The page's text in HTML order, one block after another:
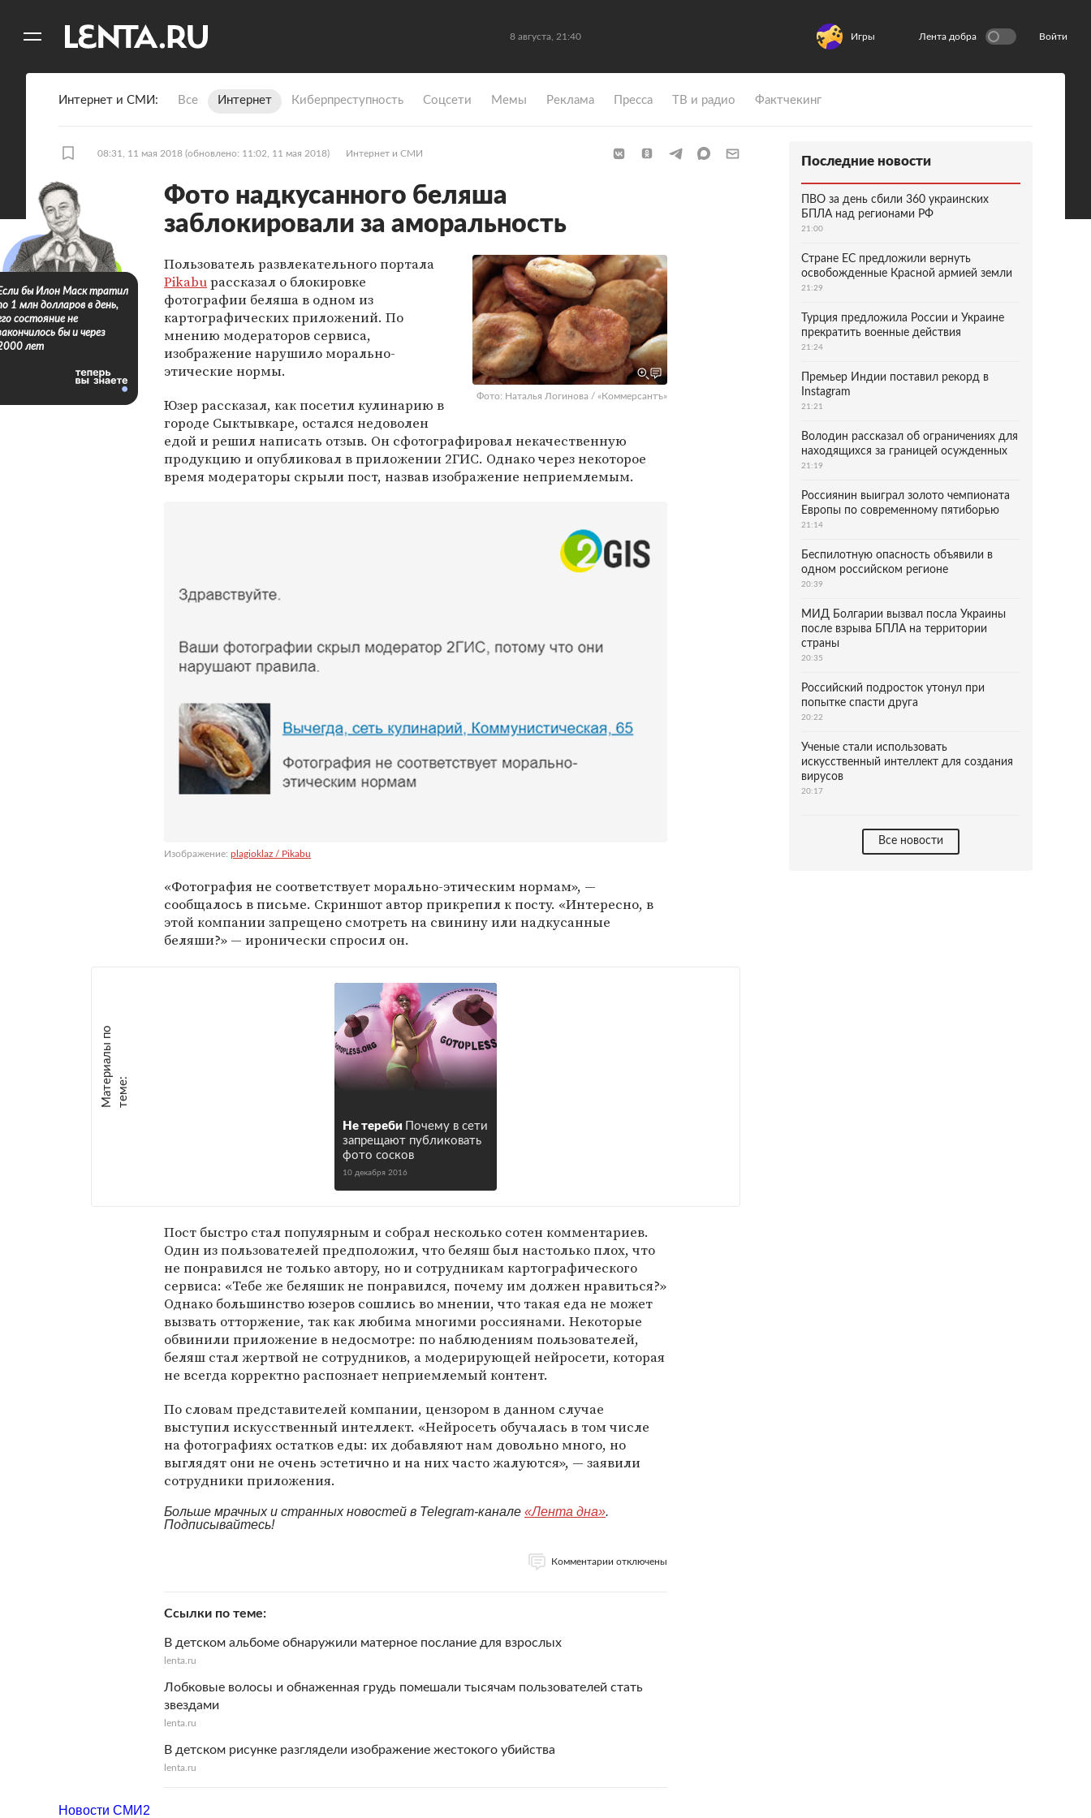
8 августа, 21:40 Игры Лента добра Войти
Интернет и СМИ Все Интернет Киберпреступность Coцсети Мемы Реклама Пресса ТВ и радио Фактчекинг
08:31, 11 мая 2018 (обновлено: 11:02, 11 мая 2018) Интернет и СМИ
Фото надкусанного беляша
заблокировали за аморальность
Фото: Наталья Логинова / «Коммерсантъ»
Пользователь развлекательного портала
Pikabuрассказал о блокировке
фотографии беляша в одном из
картографических приложений. По
мнению модераторов сервиса,
изображение нарушило морально-
этические нормы.
Юзер рассказал, как посетил кулинарию в
городе Сыктывкаре, остался недоволен
едой и решил написать отзыв. Он сфотографировал некачественную
продукцию и опубликовал в приложении 2ГИС. Однако через некоторое
время модераторы скрыли пост, назвав изображение неприемлемым.
Изображение: plagioklaz / Pikabu
«Фотография не соответствует морально-этическим нормам», —
сообщалось в письме. Скриншот автор прикрепил к посту. «Интересно, в
этой компании запрещено смотреть на свинину или надкусанные
беляши?» — иронически спросил он.
М
а
т е
р
и
а
л
ы
п
о
т
е
м
е :
Не тереби
Почему в сети
запрещают публиковать
фото сосков
10 декабря 2016
Пост быстро стал популярным и собрал несколько сотен комментариев.
Один из пользователей предположил, что беляш был настолько плох, что
не понравился не только автору, но и сотрудникам картографического
сервиса: «Тебе же беляшик не понравился, почему им должен нравиться?»
Однако большинство юзеров сошлись во мнении, что такая еда не может
вызвать отторжение, так как любима многими россиянами. Некоторые
обвинили приложение в недосмотре: по наблюдениям пользователей,
беляш стал жертвой не сотрудников, а модерирующей нейросети, которая
не всегда корректно распознает неприемлемый контент.
По словам представителей компании, цензором в данном случае
выступил искусственный интеллект. «Нейросеть обучалась в том числе
на фотографиях остатков еды: их добавляют нам довольно много, но
выглядят они не очень эстетично и на них часто жалуются», — заявили
сотрудники приложения.
Больше мрачных и странных новостей в Telegram-канале «Лента дна».
Подписывайтесь!
Комментарии отключены
Ссылки по теме
В детском альбоме обнаружили матерное послание для взрослых
lenta.ru
Лобковые волосы и обнаженная грудь помешали тысячам пользователей стать
звездами
lenta.ru
В детском рисунке разглядели изображение жестокого убийства
lenta.ru
бы Илон Маск тратил
1 млн долларов в день,
состояние не
бы и через
лет
Последние новости
ПВО за день сбили 360 украинских
БПЛА над регионами РФ
21:00
Стране ЕС предложили вернуть
освобожденные Красной армией земли
21:29
Турция предложила России и Украине
прекратить военные действия
21:24
Премьер Индии поставил рекорд в
Instagram
21:21
Володин рассказал об ограничениях для
находящихся за границей осужденных
21:19
Россиянин выиграл золото чемпионата
Европы по современному пятиборью
21:14
Беспилотную опасность объявили в
одном российском регионе
20:39
МИД Болгарии вызвал посла Украины
после взрыва БПЛА на территории
страны
20:35
Российский подросток утонул при
попытке спасти друга
20:22
Ученые стали использовать
искусственный интеллект для создания
вирусов
20:17
Все новости
Новости СМИ2